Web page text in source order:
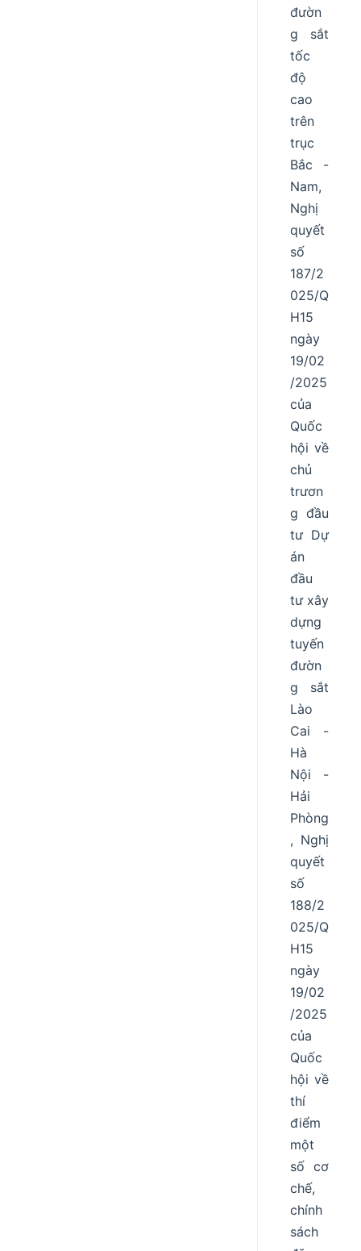
đườn
g sắt
tốc
độ
cao
trên
trục
Bắc -
Nam,
Nghị
quyết
số
187/2
025/Q
H15
ngày
19/02
/2025
của
Quốc
hội về
chủ
trươn
g đầu
tư Dự
án
đầu
tư xây
dựng
tuyến
đườn
g sắt
Lào
Cai -
Hà
Nội -
Hải
Phòng
, Nghị
quyết
số
188/2
025/Q
H15
ngày
19/02
/2025
của
Quốc
hội về
thí
điểm
một
số cơ
chế,
chính
sách